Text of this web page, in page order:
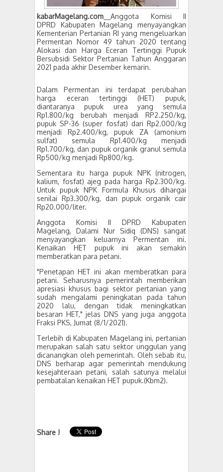
kabarMagelang.com __Anggota Komisi II
DPRD Kabupaten Magelang menyayangkan
Kementerian Pertanian RI yang mengeluarkan
Permentan Nomor 49 tahun 2020 tentang
Alokasi dan Harga Eceran Tertinggi Pupuk
Bersubsidi Sektor Pertanian Tahun Anggaran
2021 pada akhir Desember kemarin.
Dalam Permentan ini terdapat perubahan
harga eceran tertinggi (HET) pupuk,
diantaranya pupuk urea yang semula
Rp1.800/kg berubah menjadi RP2.250/kg,
pupuk SP-36 (super fosfat) dari Rp2.000/kg
menjadi Rp2.400/kg, pupuk ZA (amonium
sulfat) semula Rp1.400/kg menjadi
Rp1.700/kg, dan pupuk organik granul semula
Rp500/kg menjadi Rp800/kg.
Sementara itu harga pupuk NPK (nitrogen,
kalium, fosfat) ajeg pada harga Rp2.300/kg.
Untuk pupuk NPK Formula Khusus dihargai
senilai Rp3.300/kg, dan pupuk organik cair
Rp20.000/liter.
Anggota Komisi II DPRD Kabupaten
Magelang, Dalami Nur Sidiq (DNS) sangat
menyayangkan keluarnya Permentan ini.
Kenaikan HET pupuk ini akan semakin
memberatkan para petani.
"Penetapan HET ini akan memberatkan para
petani. Seharusnya pemerintah memberikan
apresiasi khusus bagi sektor pertanian yang
sudah mengalami peningkatan pada tahun
2020 lalu, dengan tidak meningkatkan
besaran HET," jelas DNS yang juga anggota
Fraksi PKS, Jumat (8/1/2021).
Terlebih di Kabupaten Magelang ini, pertanian
merupakan salah satu sektor unggulan yang
dicanangkan oleh pemerintah. Oleh sebab itu,
DNS berharap agar pemerintah mendukung
kesejahteraan petani, salah satunya melalui
pembatalan kenaikan HET pupuk.(Kbm2).
Share !